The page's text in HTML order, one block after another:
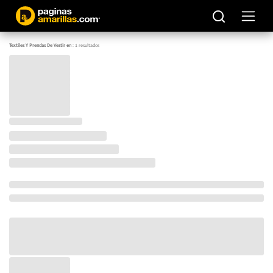
Textiles Y Prendas De Vestir en:1resultados